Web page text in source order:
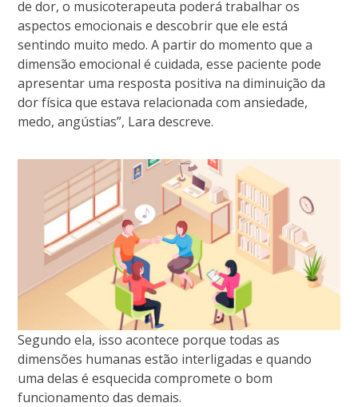
de dor, o musicoterapeuta poderá trabalhar os
aspectos emocionais e descobrir que ele está
sentindo muito medo. A partir do momento que a
dimensão emocional é cuidada, esse paciente pode
apresentar uma resposta positiva na diminuição da
dor física que estava relacionada com ansiedade,
medo, angústias”, Lara descreve.
Segundo ela, isso acontece porque todas as
dimensões humanas estão interligadas e quando
uma delas é esquecida compromete o bom
funcionamento das demais.